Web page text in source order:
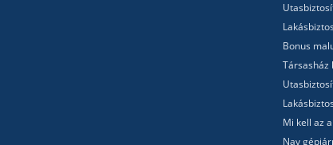
Bonus
Társasház
Mi kell az
Nav